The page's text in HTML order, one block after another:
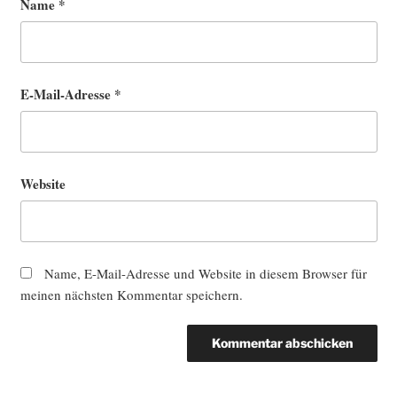
Name *
E-Mail-Adresse *
Website
Name, E-Mail-Adresse und Website in diesem Browser für
meinen nächsten Kommentar speichern.